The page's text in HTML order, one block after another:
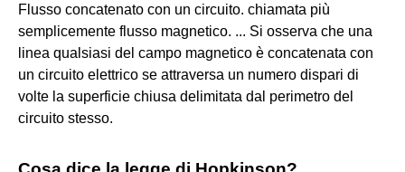
Flusso concatenato con un circuito. chiamata più
semplicemente flusso magnetico. ... Si osserva che una
linea qualsiasi del campo magnetico è concatenata con
un circuito elettrico se attraversa un numero dispari di
volte la superficie chiusa delimitata dal perimetro del
circuito stesso.